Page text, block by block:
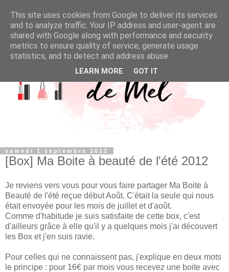
samedi 1 septembre 2012
[Box] Ma Boite à beauté de l'été 2012
Je reviens vers vous pour vous faire partager Ma Boite à
Beauté de l'été reçue début Août. C'était la seule qui nous
était envoyée pour les mois de juillet et d'août.
Comme d'habitude je suis satisfaite de cette box, c'est
d'ailleurs grâce à elle qu'il y a quelques mois j'ai découvert
les Box et j'en suis ravie.
Pour celles qui ne connaissent pas, j'explique en deux mots
le principe : pour 16€ par mois vous recevez une boite avec
This site uses cookies from Google to deliver its services
and to analyze traffic. Your IP address and user-agent are
shared with Google along with performance and security
metrics to ensure quality of service, generate usage
statistics, and to detect and address abuse.
LEARN MORE GOT IT